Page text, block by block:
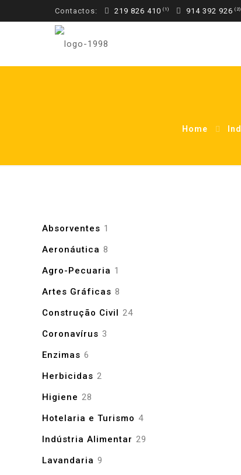
Contactos: 219 826 410 914 392 926
Home
Absorventes 1
Aeronáutica 8
Agro-Pecuaria 1
Artes Gráficas 8
Construção Civil 2424
Coronavírus 3
Enzimas 6
Herbicidas 2
Higiene 28
Hotelaria e Turismo 44
Indústria Alimentar 29
Lavandaria 9